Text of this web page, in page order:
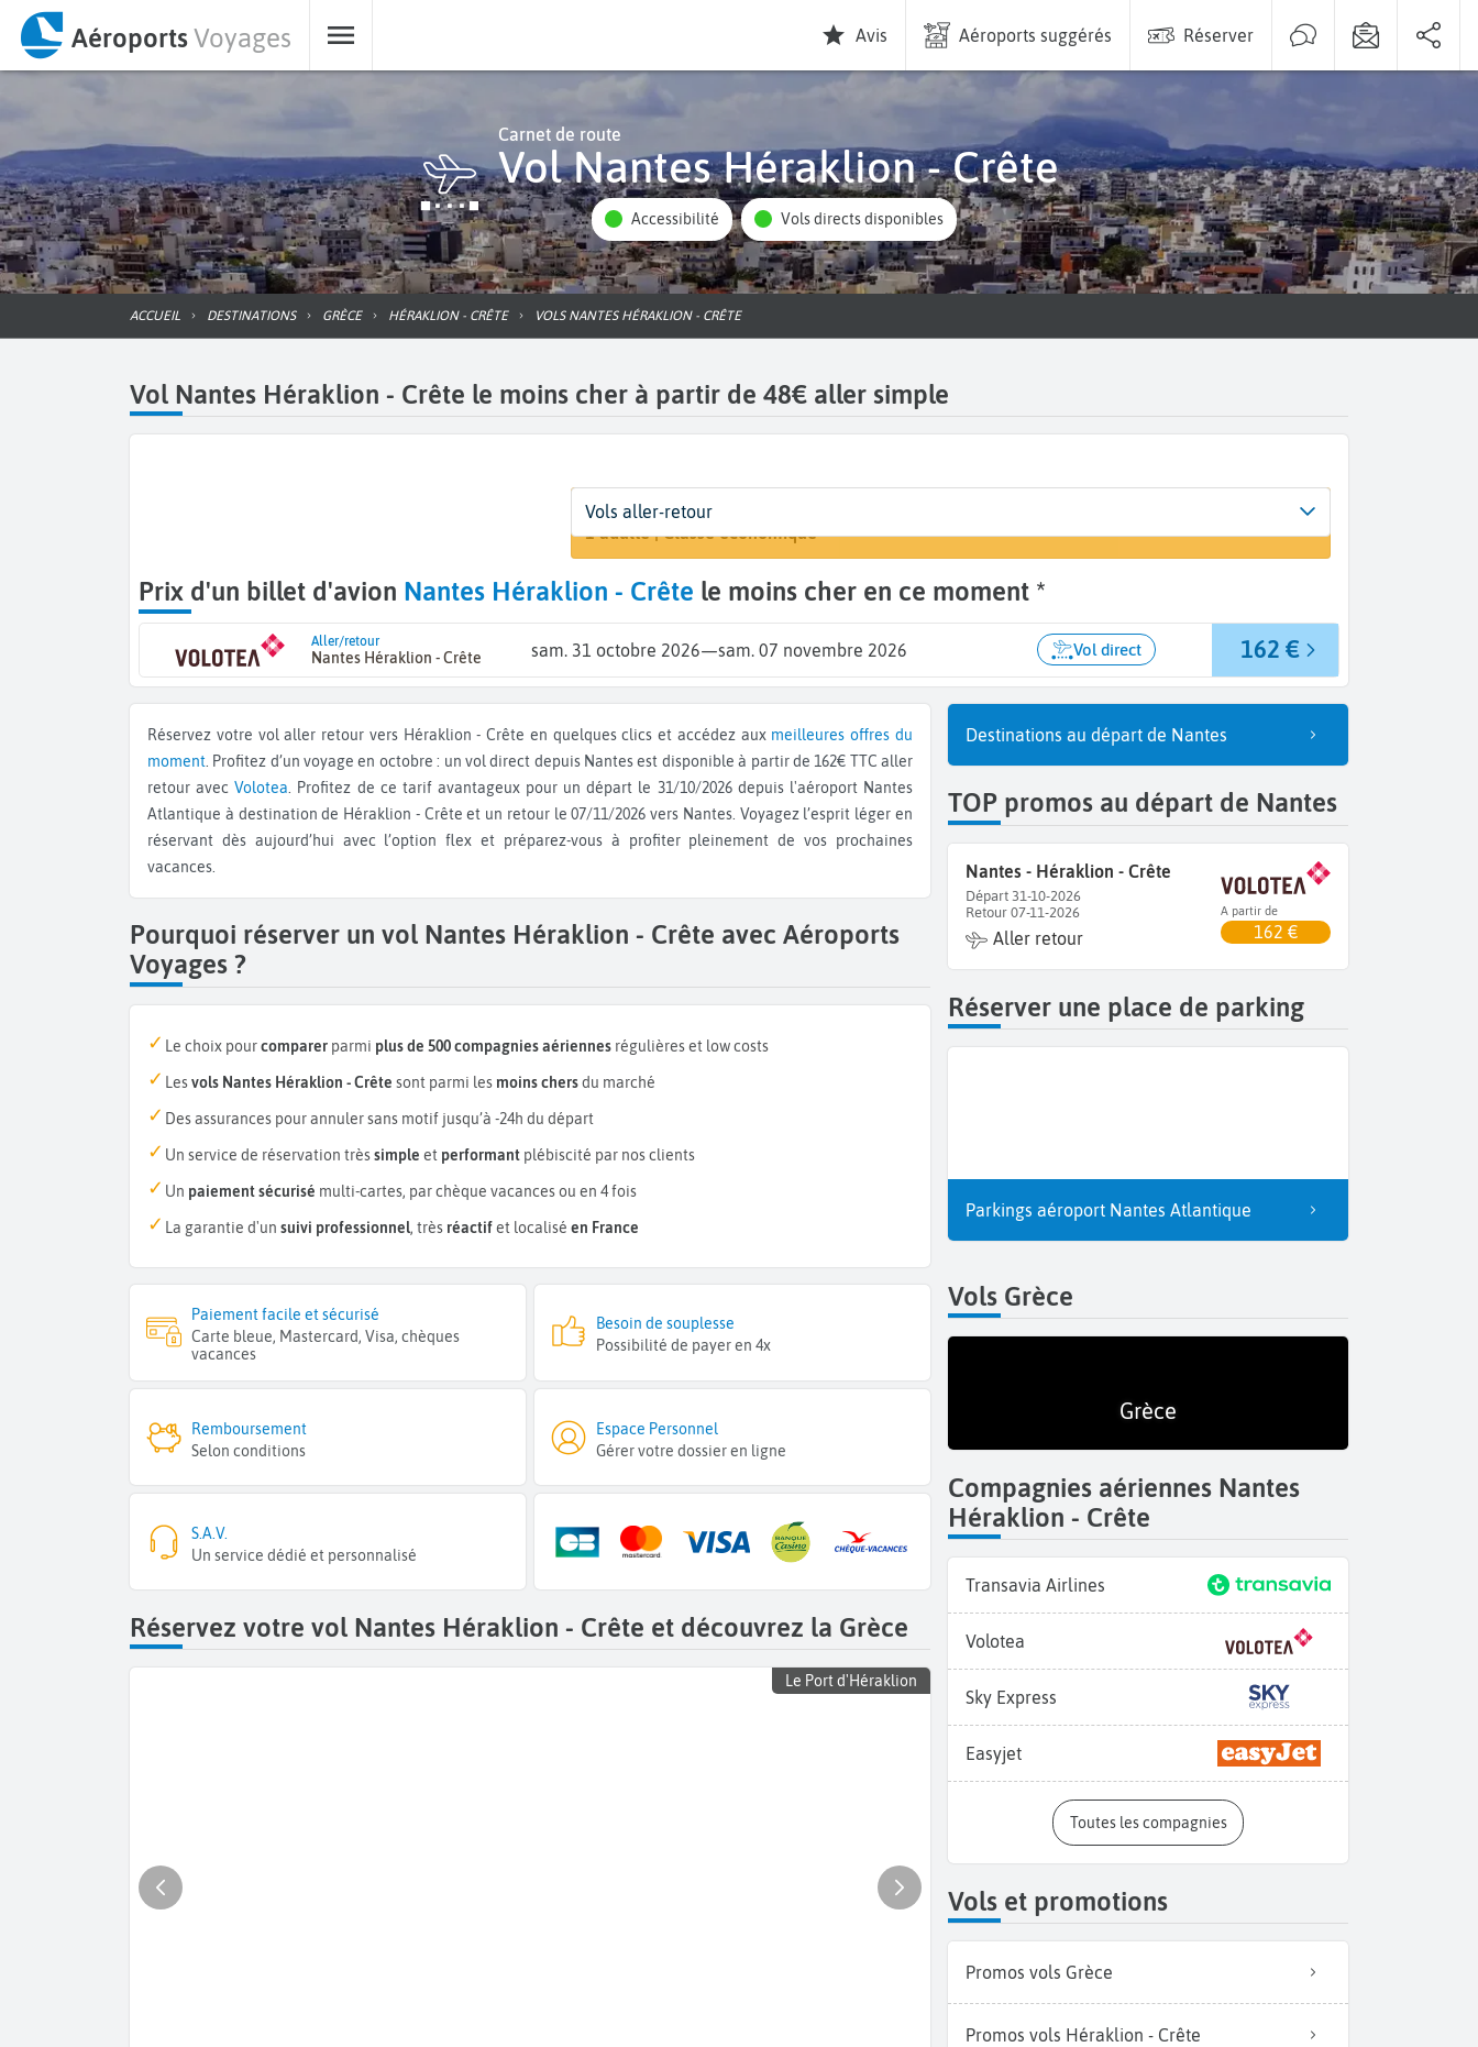
AéroportsVoyages Avis Aéroports suggérés Réserver
Carnet de route
Vol Nantes Héraklion - Crête
Accessibilité Vols directs disponibles
ACCUEIL DESTINATIONS GRÈCE HÉRAKLION - CRÊTE VOLS NANTES HÉRAKLION - CRÊTE
Vol Nantes Héraklion - Crête le moins cher à partir de 48€ aller simple
Départ
Nantes (NTE) Héraklion (HER)
Dates
31 oct. - 7 nov.
Voyageurs | Classe
1 adulte | Classe économique
Vols aller-retour
Prix d'un billet d'avion Nantes Héraklion - Crête le moins cher en ce moment *
Aller/retour
Nantes Héraklion - Crête sam. 31 octobre 2026—sam. 07 novembre 2026 Vol direct 162 €
Réservez votre vol aller retour vers Héraklion - Crête en quelques clics et accédez aux meilleures offres du
moment . Profitez d’un voyage en octobre : un vol direct depuis Nantes est disponible à partir de 162€ TTC aller
retour avecVolotea . Profitez de ce tarif avantageux pour un départ le 31/10/2026 depuis l'aéroport Nantes
Atlantique à destination de Héraklion - Crête et un retour le 07/11/2026 vers Nantes. Voyagez l’esprit léger en
réservant dès aujourd’hui avec l’option flex et préparez-vous à profiter pleinement de vos prochaines
vacances.
Pourquoi réserver un vol Nantes Héraklion - Crête avec Aéroports
Voyages ?
Le choix pourcomparer parmi plus de 500 compagnies aériennes régulières et low costs
Lesvols Nantes Héraklion - Crête sont parmi les moins chersdu marché
Des assurances pour annuler sans motif jusqu’à -24h du départ
Un service de réservation trèssimple et performant plébiscité par nos clients
Un paiement sécurisé multi-cartes, par chèque vacances ou en 4 fois
La garantie d'un suivi professionnel, très réactifet localisé en France
Paiement facile et sécurisé
Carte bleue, Mastercard, Visa, chèques
vacances
Besoin de souplesse
Possibilité de payer en 4x
Remboursement
Selon conditions
Espace Personnel
Gérer votre dossier en ligne
S.A.V.
Un service dédié et personnalisé
Réservez votre vol Nantes Héraklion - Crête et découvrez la Grèce
Le Port d'Héraklion
Destinations au départ de Nantes
TOP promos au départ de Nantes
Nantes - Héraklion - Crête
Départ 31-10-2026
Retour 07-11-2026
Aller retour
A partir de
162 €
Réserver une place de parking
Parkings aéroport Nantes Atlantique
Vols Grèce
Grèce
Compagnies aériennes Nantes
Héraklion - Crête
Transavia Airlines
Volotea
Sky Express
Easyjet
Toutes les compagnies
Vols et promotions
Promos vols Grèce
Promos vols Héraklion - Crête